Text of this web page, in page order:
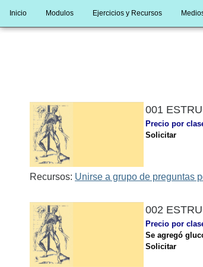
Inicio Modulos Ejercicios y Recursos
001
Precio por
Solicitar
Recursos: Unirse a grupo de preguntas
002
Precio por
Se agregó
Solicitar